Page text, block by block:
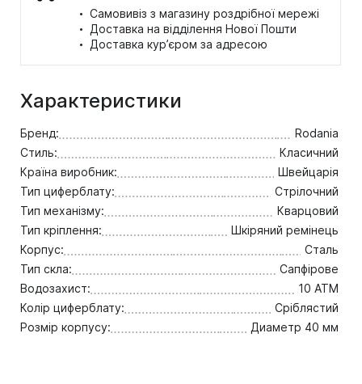
· Самовивіз з магазину роздрібної мережі
· Доставка на відділення Нової Пошти
· Доставка кур’єром за адресою
Характеристики
Бренд:
Rodania
Стиль:
Класичний
Країна виробник:
Швейцарія
Тип циферблату:
Стрілочний
Тип механізму:
Кварцовий
Тип кріплення:
Шкіряний ремінець
Корпус:
Сталь
Тип скла:
Сапфірове
Водозахист:
10 ATM
Колір циферблату:
Сріблястий
Розмір корпусу:
Диаметр 40 мм